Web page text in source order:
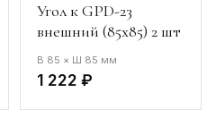
Угол к GPD-23
внешний (85х85) 2 шт
В 85 × Ш 85 мм
1 222 ₽